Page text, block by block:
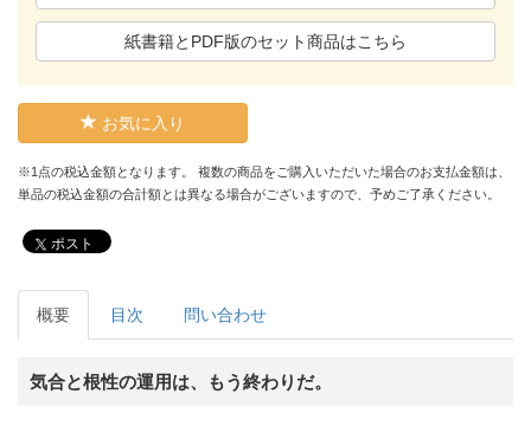
紙書籍とPDF版のセット商品はこちら
お気に入り
※1点の税込金額となります。 複数の商品をご購入いただいた場合のお支払金額は、
単品の税込金額の合計額とは異なる場合がございますので、予めご了承ください。
ポスト
概要 目次 問い合わせ
気合と根性の運用は、もう終わりだ。